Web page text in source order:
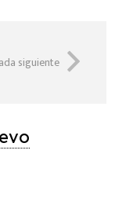
siguiente